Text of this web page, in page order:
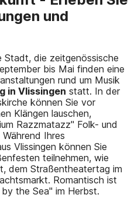
und
Stadt, die zeitgenössische
bis Mai finden eine
rund um Musik
in Vlissingen statt. In der
können Sie vor
Klängen lauschen,
Razzmatazz" Folk- und
Ihres
Vlissingen können Sie
teilnehmen, wie
dem Straßentheatertag im
Romantisch ist
the Sea" im Herbst.